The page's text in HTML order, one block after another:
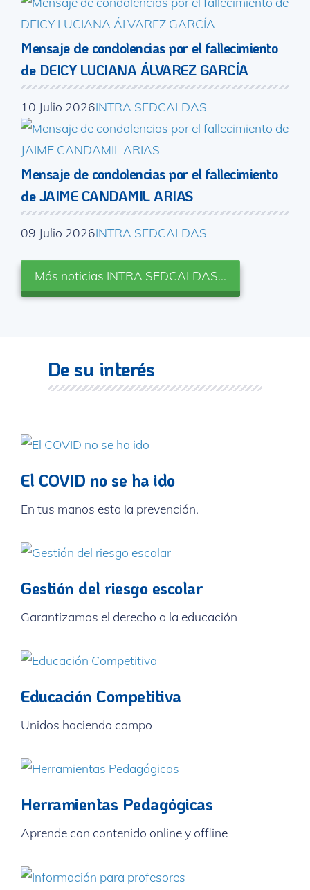
Mensaje de condolencias por el fallecimiento
de DEICY LUCIANA ÁLVAREZ GARCÍA
10 Julio 2026INTRA SEDCALDAS
Mensaje de condolencias por el fallecimiento
de JAIME CANDAMIL ARIAS
09 Julio 2026INTRA SEDCALDAS
Más noticias INTRA SEDCALDAS...
De su interés
El COVID no se ha ido
En tus manos esta la prevención.
Gestión del riesgo escolar
Garantizamos el derecho a la educación
Educación Competitiva
Unidos haciendo campo
Herramientas Pedagógicas
Aprende con contenido online y offline